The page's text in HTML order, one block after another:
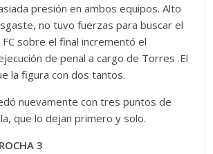
presión en ambos equipos. Alto
no tuvo fuerzas para buscar el
sobre el final incrementó el
de penal a cargo de Torres .El
la figura con dos tantos.
nuevamente con tres puntos de
que lo dejan primero y solo.
3